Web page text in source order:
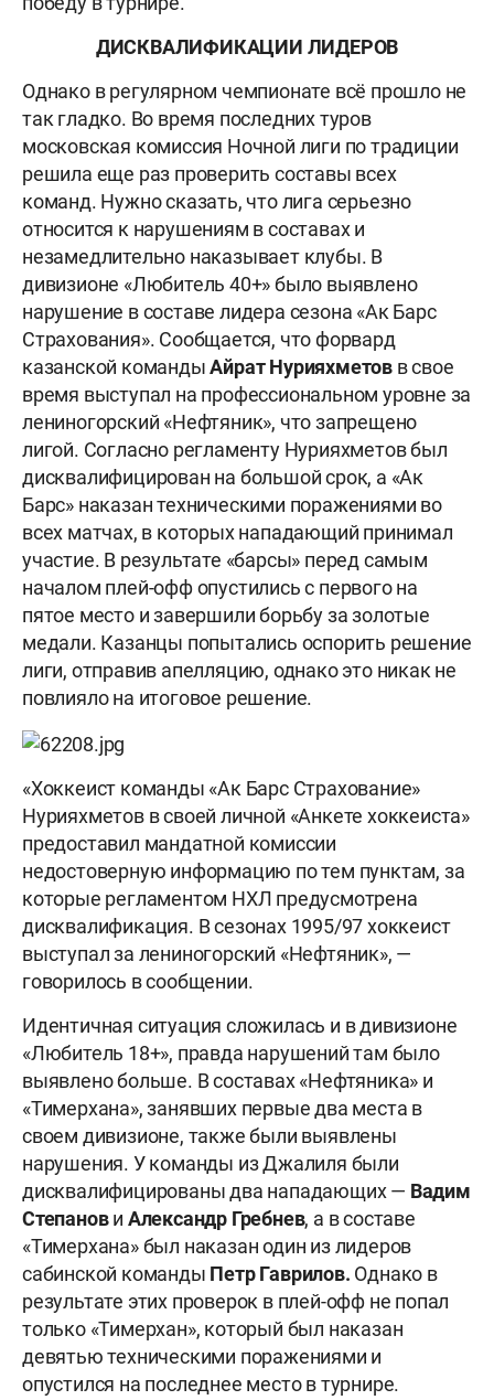
ДИСКВАЛИФИКАЦИИ ЛИДЕРОВ
Однако в регулярном чемпионате всё прошло не
так гладко. Во время последних туров
московская комиссия Ночной лиги по традиции
решила еще раз проверить составы всех
команд. Нужно сказать, что лига серьезно
относится к нарушениям в составах и
незамедлительно наказывает клубы. В
дивизионе «Любитель 40+» было выявлено
нарушение в составе лидера сезона «Ак Барс
Страхования». Сообщается, что форвард
казанской командыАйрат Нурияхметов в свое
время выступал на профессиональном уровне за
лениногорский «Нефтяник», что запрещено
лигой. Согласно регламенту Нурияхметов был
дисквалифицирован на большой срок, а «Ак
Барс» наказан техническими поражениями во
всех матчах, в которых нападающий принимал
участие. В результате «барсы» перед самым
началом плей-офф опустились с первого на
пятое место и завершили борьбу за золотые
медали. Казанцы попытались оспорить решение
лиги, отправив апелляцию, однако это никак не
повлияло на итоговое решение.
«Хоккеист команды «Ак Барс Страхование»
Нурияхметов в своей личной «Анкете хоккеиста»
предоставил мандатной комиссии
недостоверную информацию по тем пунктам, за
которые регламентом НХЛ предусмотрена
дисквалификация. В сезонах 1995/97 хоккеист
выступал за лениногорский «Нефтяник», —
говорилось в сообщении.
Идентичная ситуация сложилась и в дивизионе
«Любитель 18+», правда нарушений там было
выявлено больше. В составах «Нефтяника» и
«Тимерхана», занявших первые два места в
своем дивизионе, также были выявлены
нарушения. У команды из Джалиля были
дисквалифицированы два нападающих — Вадим
Степанови Александр Гребнев, а в составе
«Тимерхана» был наказан один из лидеров
сабинской команды Петр Гаврилов. Однако в
результате этих проверок в плей-офф не попал
только «Тимерхан», который был наказан
девятью техническими поражениями и
опустился на последнее место в турнире.